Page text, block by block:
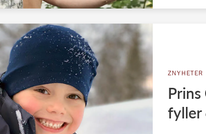
ZNYHETER
Prins
fyller